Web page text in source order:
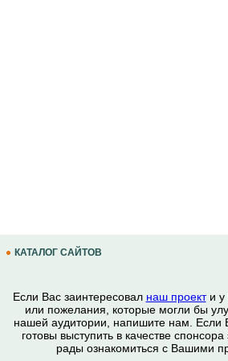
КАТАЛОГ САЙТОВ
Если Вас заинтересовал наш проекти у
или пожелания, которые могли бы
нашей аудитории, напишите нам. Если
готовы выступить в качестве
рады ознакомиться с Вашими